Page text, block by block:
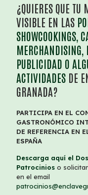
¿QUIERES QUE TU
VISIBLE EN LAS
SHOWCOOKINGS,
MERCHANDISING,
PUBLICIDAD O
ACTIVIDADES DE
GRANADA?
PARTICIPA EN EL
GASTRONÓMICO
DE REFERENCIA EN
ESPAÑA
Descarga aquí el
Patrocinios o
en el email